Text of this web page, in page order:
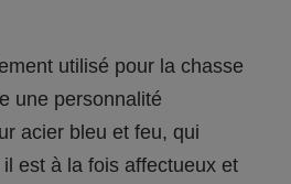
utilisé pour la chasse
une personnalité
acier bleu et feu, qui
est à la fois affectueux et